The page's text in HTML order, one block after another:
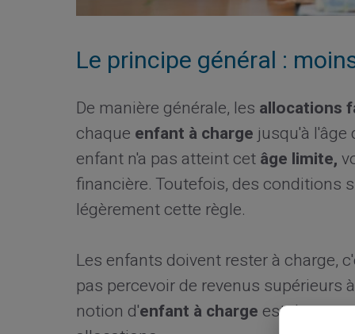
Le principe général :
De manière générale, les allocations
chaque enfant à charge jusqu'à l'âge
enfant n'a pas atteint cetâge limite,
financière. Toutefois, des conditions
légèrement cette règle.
Les enfants doivent rester à charge,
pas percevoir de revenus supérieurs
notion d'enfant à chargeest donc